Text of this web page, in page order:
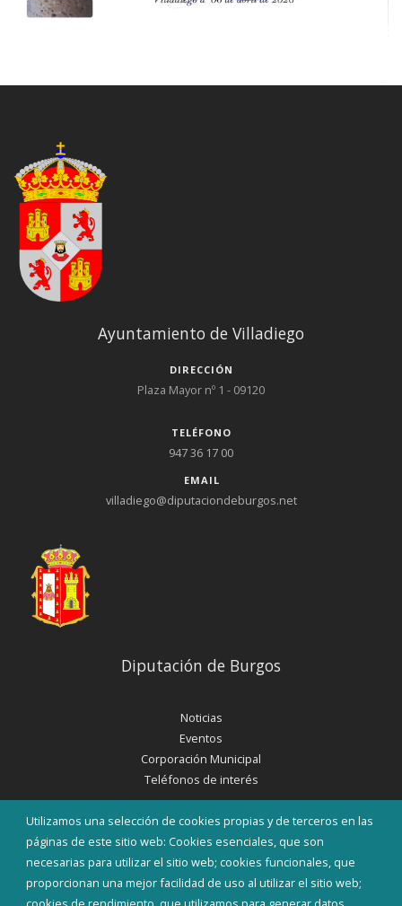
Utilizamos una selección de cookies propias y de terceros en las
páginas de este sitio web: Cookies esenciales, que son
necesarias para utilizar el sitio web; cookies funcionales, que
proporcionan una mejor facilidad de uso al utilizar el sitio web;
Ayuntamiento de Villadiego
DIRECCIÓN
Plaza Mayor nº 1 - 09120
TELÉFONO
947 36 17 00
EMAIL
villadiego@diputaciondeburgos.net
Diputación de Burgos
Noticias
Eventos
Corporación Municipal
Teléfonos de interés
INICIAR SESIÓN
MAPA WEB